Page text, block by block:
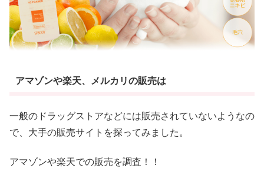
アマゾンや楽天、メルカリの販売は
一般のドラッグストアなどには販売されていないようなの
で、大手の販売サイトを探ってみました。
アマゾンや楽天での販売を調査！！